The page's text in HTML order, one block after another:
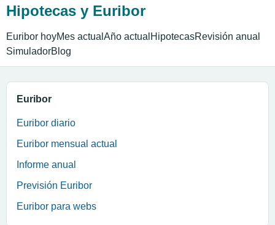
Hipotecas y Euribor
Euribor hoyMes actual Año actual HipotecasRevisión anual
SimuladorBlog
Euribor
Euribor diario
Euribor mensual actual
Informe anual
Previsión Euribor
Euribor para webs